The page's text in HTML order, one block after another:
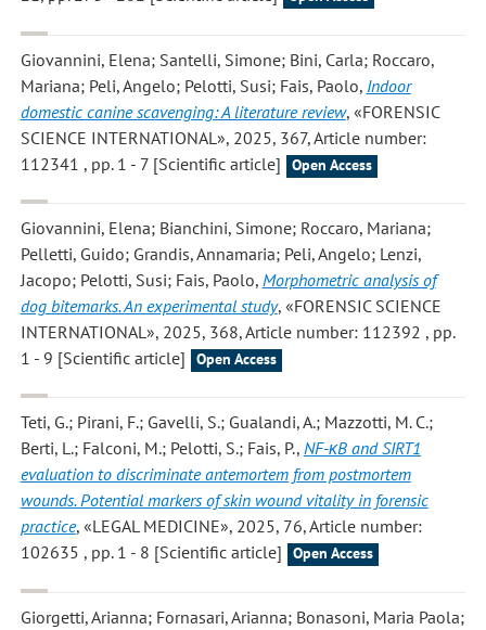
Giovannini, Elena; Santelli, Simone; Bini, Carla; Roccaro,
Mariana; Peli, Angelo; Pelotti, Susi; Fais, Paolo, Indoor
domestic canine scavenging: A literature review, «FORENSIC
SCIENCE INTERNATIONAL», 2025, 367, Article number:
112341 , pp. 1 - 7 [Scientific article]
Open Access
Giovannini, Elena; Bianchini, Simone; Roccaro, Mariana;
Pelletti, Guido; Grandis, Annamaria; Peli, Angelo; Lenzi,
Jacopo; Pelotti, Susi; Fais, Paolo, Morphometric analysis of
dog bitemarks. An experimental study, «FORENSIC SCIENCE
INTERNATIONAL», 2025, 368, Article number: 112392 , pp.
1 - 9 [Scientific article]
Open Access
Teti, G.; Pirani, F.; Gavelli, S.; Gualandi, A.; Mazzotti, M. C.;
Berti, L.; Falconi, M.; Pelotti, S.; Fais, P., NF-κB and SIRT1
evaluation to discriminate antemortem from postmortem
wounds. Potential markers of skin wound vitality in forensic
practice, «LEGAL MEDICINE», 2025, 76, Article number:
102635 , pp. 1 - 8 [Scientific article]
Open Access
Giorgetti, Arianna; Fornasari, Arianna; Bonasoni, Maria Paola;